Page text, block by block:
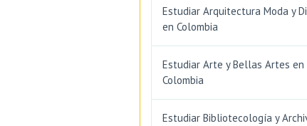
Estudiar Arquitectura Moda y
en Colombia
Estudiar Arte y Bellas Artes en
Colombia
Estudiar Bibliotecología y